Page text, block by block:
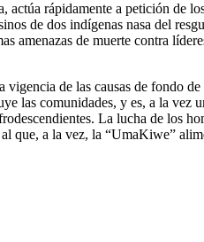
rápidamente a petición de
de dos indígenas nasa del
amenazas de muerte contra
de las causas de fondo
las comunidades, y es, a la vez
La lucha de los
que, a la vez, la “UmaKiwe”